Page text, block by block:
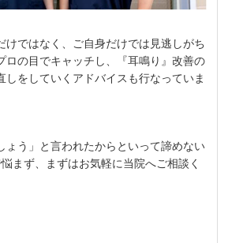
けではなく、ご自身だけでは見逃しがち
ロの目でキャッチし、『耳鳴り』改善の
しをしていくアドバイスも行なっていま
ょう」と言われたからといって諦めない
まず、まずはお気軽に当院へご相談く